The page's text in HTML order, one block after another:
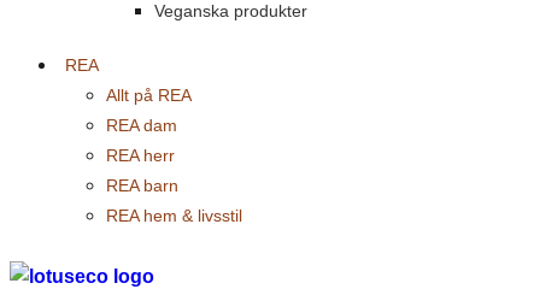
Veganska produkter
REA
Allt på REA
REA dam
REA herr
REA barn
REA hem & livsstil